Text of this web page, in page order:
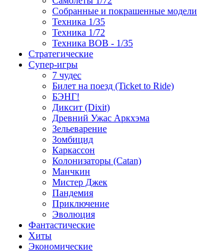
Собранные и покрашенные модели
Техника 1/35
Техника 1/72
Техника ВОВ - 1/35
Стратегические
Супер-игры
7 чудес
Билет на поезд (Ticket to Ride)
БЭНГ!
Диксит (Dixit)
Древний Ужас Аркхэма
Зельеварение
Зомбицид
Каркассон
Колонизаторы (Catan)
Манчкин
Мистер Джек
Пандемия
Приключение
Эволюция
Фантастические
Хиты
Экономические